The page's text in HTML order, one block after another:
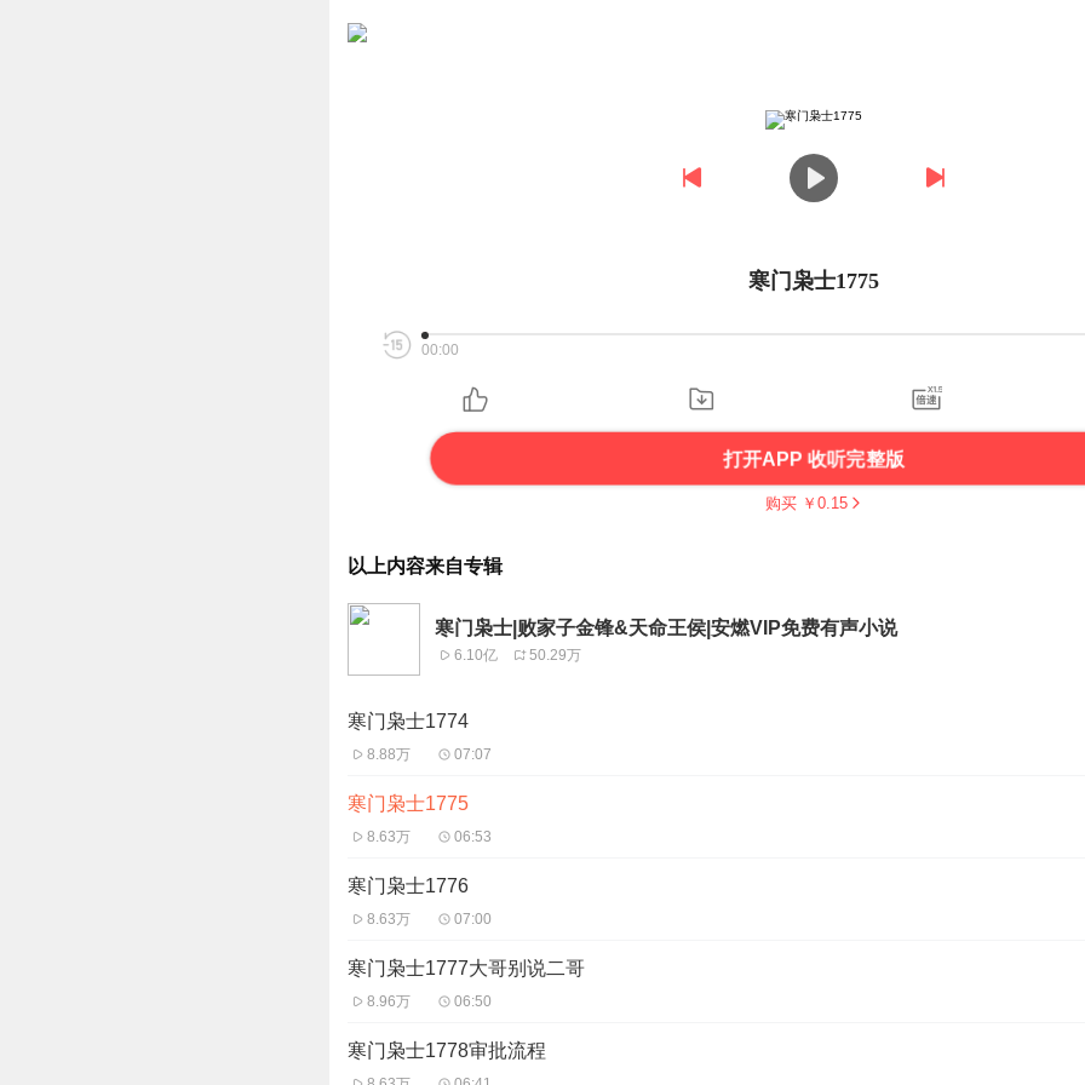
寒门枭士1775
00:00
打开APP 收听完整版
购买 ￥ 0.15
以上内容来自专辑
寒门枭士|败家子金锋&天命王侯|安燃VIP免费有声小说
6.10亿 50.29万
寒门枭士1774
8.88万 07:07
寒门枭士1775
8.63万 06:53
寒门枭士1776
8.63万 07:00
寒门枭士1777大哥别说二哥
8.96万 06:50
寒门枭士1778审批流程